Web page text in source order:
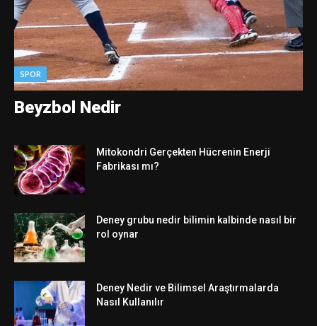
SPOR
Beyzbol Nedir
Mitokondri Gerçekten Hücrenin Enerji
Fabrikası mı?
Deney grubu nedir bilimin kalbinde nasıl bir
rol oynar
Deney Nedir ve Bilimsel Araştırmalarda
Nasıl Kullanılır